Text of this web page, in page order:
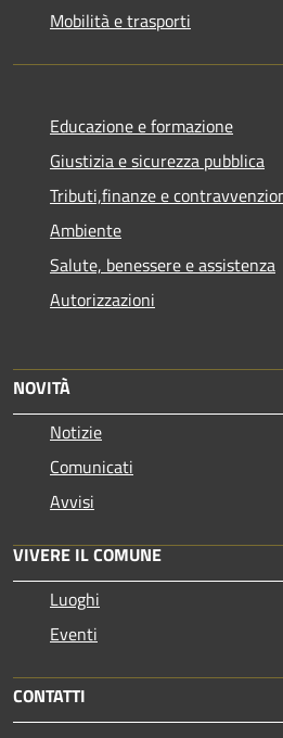
Mobilità e trasporti
Educazione e formazione
Giustizia e sicurezza pubblica
Tributi,finanze e
Ambiente
Salute, benessere e assistenza
Autorizzazioni
NOVITÀ
Notizie
Comunicati
Avvisi
VIVERE IL COMUNE
Luoghi
Eventi
CONTATTI